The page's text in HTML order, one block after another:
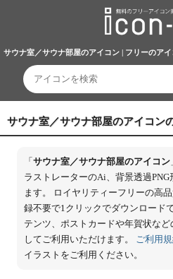
サウナ室／サウナ部屋のアイコン | フリーのア
サウナ室／サウナ部屋のアイコン
「 サウナ室／サウナ部屋のアイコン
ラストレーターのAi、背景透過
ます。 ロイヤリティーフリーの高
録不要で1クリックでダウンロード
テンツ、ポストカードや年賀状な
してご利用いただけます。 ご利用
イラストをご利用ください。